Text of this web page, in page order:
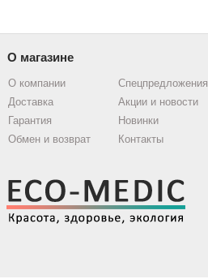
О магазине
О компании
Доставка
Гарантия
Обмен и возврат
Спецпредложения
Акции и новости
Новинки
Контакты